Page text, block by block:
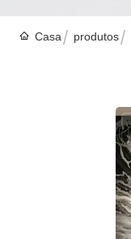
Casa produtos